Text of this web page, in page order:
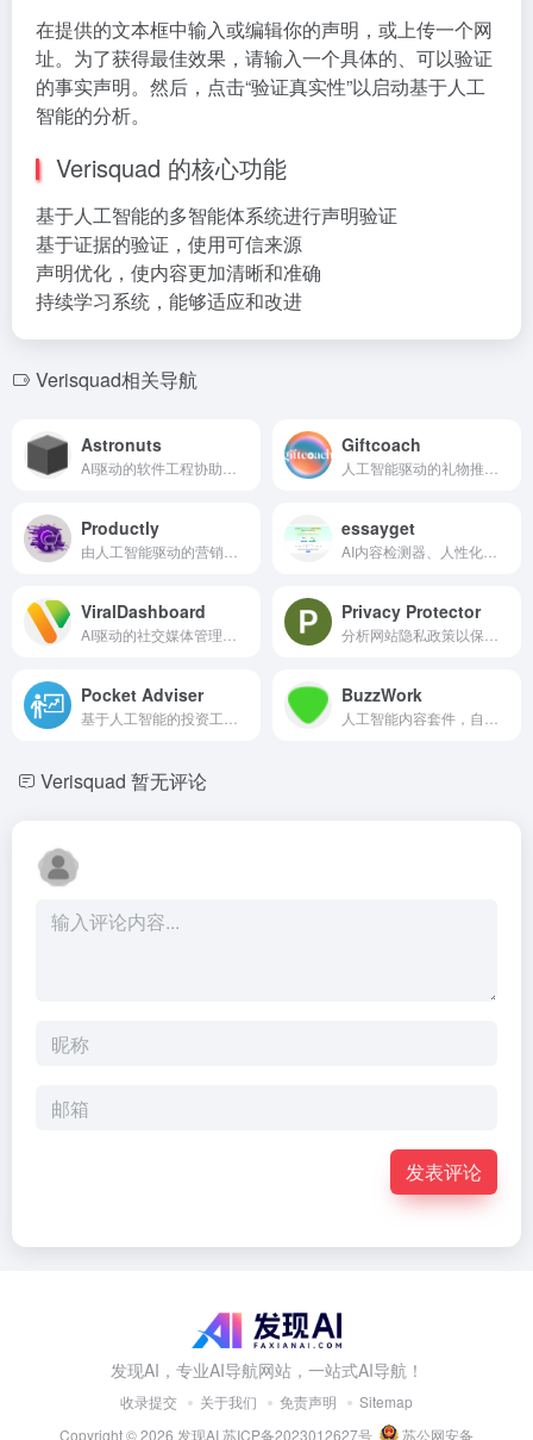
在提供的文本框中输入或编辑你的声明，或上传一个网
址。为了获得最佳效果，请输入一个具体的、可以验证
的事实声明。然后，点击“验证真实性”以启动基于人工
智能的分析。
Verisquad 的核心功能
基于人工智能的多智能体系统进行声明验证
基于证据的验证，使用可信来源
声明优化，使内容更加清晰和准确
持续学习系统，能够适应和改进
Verisquad相关导航
Astronuts Giftcoach
Productly essayget
ViralDashboard Privacy Protector
Pocket Adviser BuzzWork
Verisquad 暂无评论
发表评论
发现AI，专业AI导航网站，一站式AI导航！
收录提交 关于我们 免责声明
Sitemap
Copyright © 2026 发现AI苏ICP备2023012627号 苏公网安备